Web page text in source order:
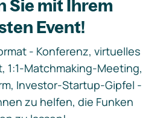
Sie mit Ihrem
Event!
- Konferenz, virtuelles
1:1-Matchmaking-Meeting,
Investor-Startup-Gipfel -
zu helfen, die Funken